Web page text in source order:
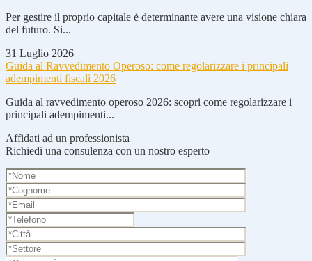
Per gestire il proprio capitale è determinante avere una visione chiara
del futuro. Si...
31 Luglio 2026
Guida al Ravvedimento Operoso: come regolarizzare i principali
adempimenti fiscali 2026
Guida al ravvedimento operoso 2026: scopri come regolarizzare i
principali adempimenti...
Affidati ad un professionista
Richiedi una consulenza con un nostro esperto